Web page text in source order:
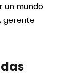
un mundo
gerente